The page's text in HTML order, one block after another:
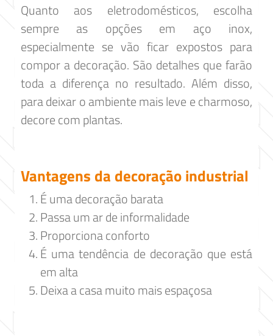
Quanto aos eletrodomésticos, escolha
sempre as opções em aço inox,
especialmente se vão ficar expostos para
compor a decoração. São detalhes que farão
toda a diferença no resultado. Além disso,
para deixar o ambiente mais leve e charmoso,
decore com plantas.
Vantagens da decoração industrial
É uma decoração barata
Passa um ar de informalidade
Proporciona conforto
É uma tendência de decoração que está
em alta
Deixa a casa muito mais espaçosa